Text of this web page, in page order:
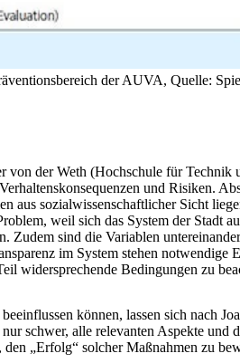
der AUVA, Quelle:
der Weth (Hochschule für Technik
und Risiken.
aus sozialwissenschaftlicher Sicht
weil sich das System der Stadt
Zudem sind die Variablen
im System stehen
widersprechende Bedingungen zu
können, lassen sich nach
schwer, alle relevanten Aspekte
„Erfolg“ solcher Maßnahmen zu